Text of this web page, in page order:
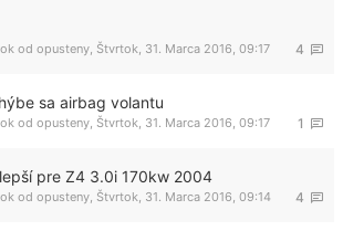
4
od opusteny Štvrtok, 31. Marca 2016, 09:17
sa airbag volantu
1
od opusteny Štvrtok, 31. Marca 2016, 09:17
pre Z4 3.0i 170kw 2004
4
od opusteny Štvrtok, 31. Marca 2016, 09:14